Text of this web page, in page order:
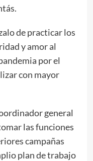
de practicar los
y amor al
por el
con mayor
general
las funciones
campañas
plan de trabajo